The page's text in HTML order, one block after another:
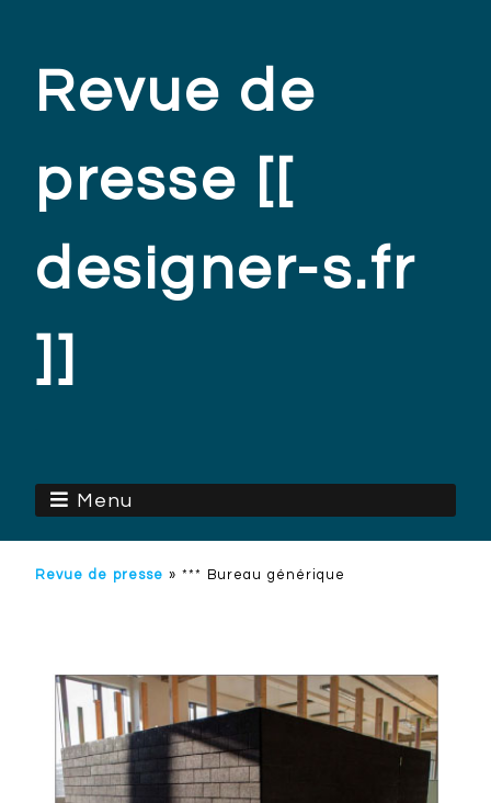
Revue de
presse [[
designer-s.fr
]]
Menu
Revue de presse » *** Bureau générique